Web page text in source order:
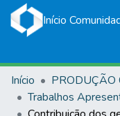
Início
Início
PRODUÇÃO